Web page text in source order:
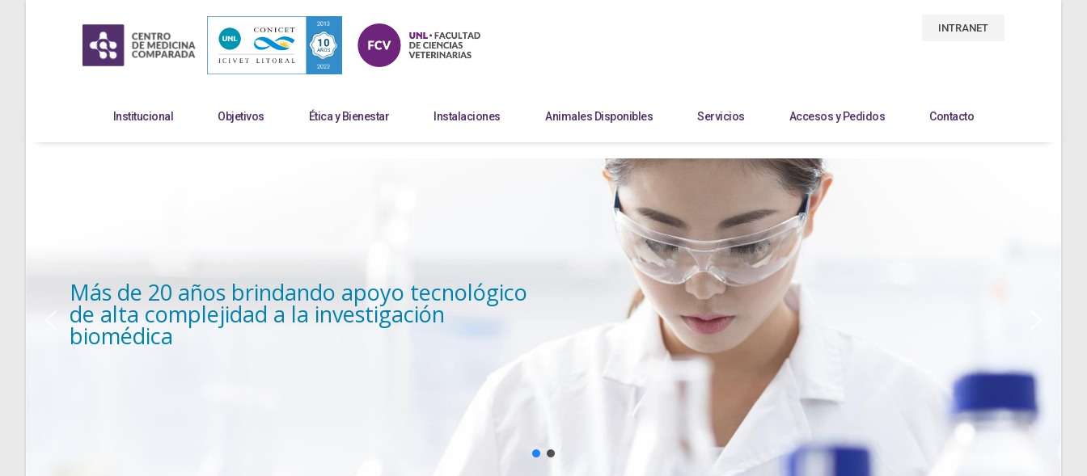
INTRANET
Institucional Objetivos Ética y Bienestar Instalaciones Animales Disponibles Servicios Accesos y Pedidos Contacto
Más de 20 años brindando apoyo tecnológico
de alta complejidad a la investigación
biomédica